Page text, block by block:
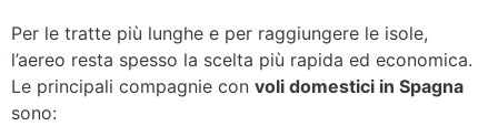
Per le tratte più lunghe e per raggiungere le isole,
l’aereo resta spesso la scelta più rapida ed economica.
Le principali compagnie con voli domestici in Spagna
sono: